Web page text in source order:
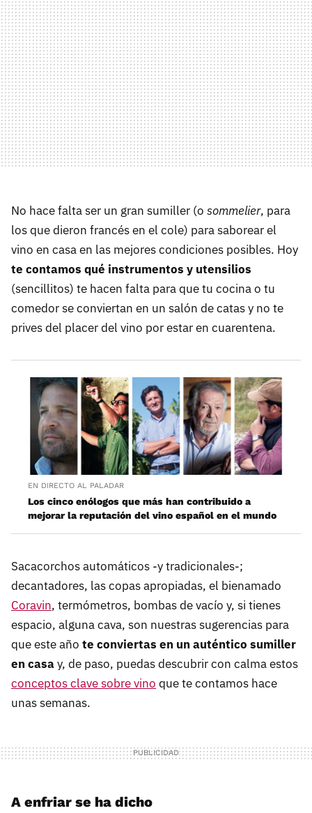
No hace falta ser un gran sumiller (o sommelier, para
los que dieron francés en el cole) para saborear el
vino en casa en las mejores condiciones posibles. Hoy
te contamos qué instrumentos y utensilios
(sencillitos) te hacen falta para que tu cocina o tu
comedor se conviertan en un salón de catas y no te
prives del placer del vino por estar en cuarentena.
EN DIRECTO AL PALADAR
Los cinco enólogos que más han contribuido a
mejorar la reputación del vino español en el mundo
Sacacorchos automáticos -y tradicionales-;
decantadores, las copas apropiadas, el bienamado
Coravin, termómetros, bombas de vacío y, si tienes
espacio, alguna cava, son nuestras sugerencias para
que este año te conviertas en un auténtico sumiller
en casay, de paso, puedas descubrir con calma estos
conceptos clave sobre vino que te contamos hace
unas semanas.
A enfriar se ha dicho